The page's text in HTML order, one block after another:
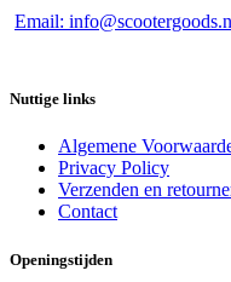
Email:
Nuttige links
Algemene
Privacy Policy
Verzenden en
Contact
Openingstijden